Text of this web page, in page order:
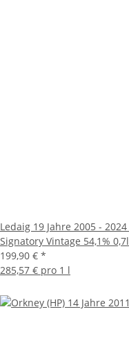
Ledaig 19 Jahre 2005 -
Signatory Vintage 54,1% 0,7l
199,90 € *
285,57 € pro 1 l